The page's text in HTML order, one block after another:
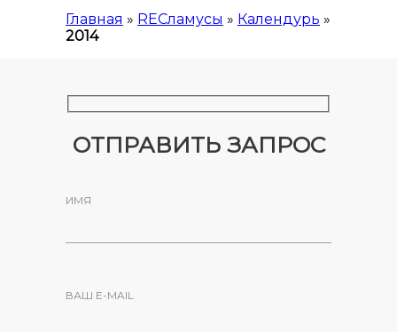
Главная » RECламусы » Календурь »
2014
ОТПРАВИТЬ ЗАПРОС
ИМЯ
ВАШ E-MAIL